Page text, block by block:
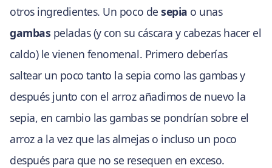
otros ingredientes. Un poco desepia o unas
gambas peladas (y con su cáscara y cabezas hacer el
caldo) le vienen fenomenal. Primero deberías
saltear un poco tanto la sepia como las gambas y
después junto con el arroz añadimos de nuevo la
sepia, en cambio las gambas se pondrían sobre el
arroz a la vez que las almejas o incluso un poco
después para que no se resequen en exceso.